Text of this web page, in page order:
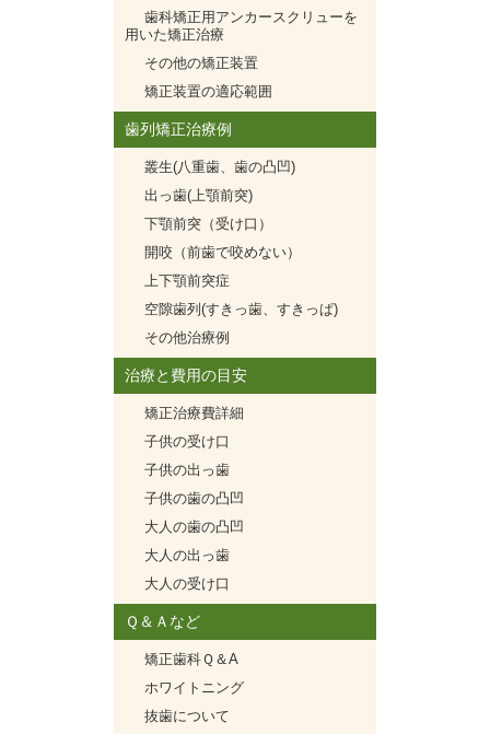
歯科矯正用アンカースクリューを
用いた矯正治療
その他の矯正装置
矯正装置の適応範囲
歯列矯正治療例
叢生(八重歯、歯の凸凹)
出っ歯(上顎前突)
下顎前突（受け口）
開咬（前歯で咬めない）
上下顎前突症
空隙歯列(すきっ歯、すきっぱ)
その他治療例
治療と費用の目安
矯正治療費詳細
子供の受け口
子供の出っ歯
子供の歯の凸凹
大人の歯の凸凹
大人の出っ歯
大人の受け口
Ｑ＆Ａなど
矯正歯科Ｑ＆A
ホワイトニング
抜歯について